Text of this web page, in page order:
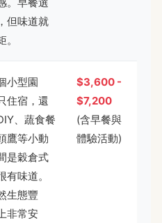
。早餐選
但味道就
小型園
住宿，還
、蔬食餐
鷹等小動
是穀倉式
有味道。
生態豐
非常安
$3,600 -
$7,200
(含早餐與
體驗活動)